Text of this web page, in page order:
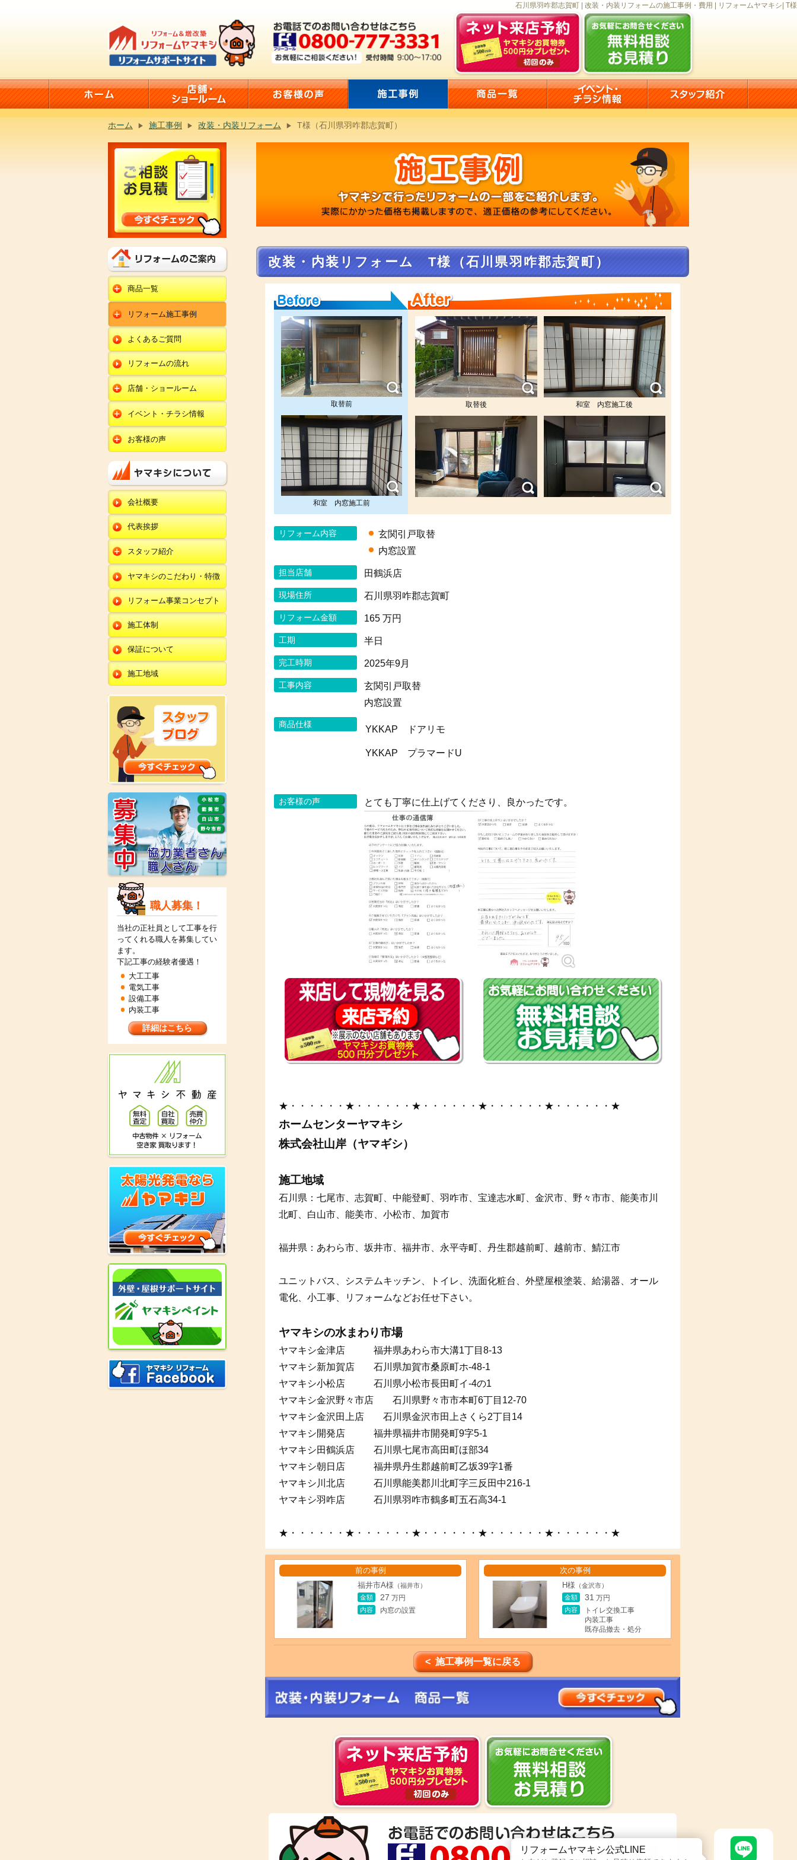
石川県羽咋郡志賀町 | 改装・内装リフォームの施工事例・費用 | リフォームヤマキシ| T様
ホーム 施工事例 改装・内装リフォーム T様（石川県羽咋郡志賀町）
改装・内装リフォーム T様（石川県羽咋郡志賀町）
Before
取替前
和室 内窓施工前
After
取替後 和室 内窓施工後
リフォーム内容
玄関引戸取替
内窓設置
担当店舗 田鶴浜店
現場住所 石川県羽咋郡志賀町
リフォーム金額 165 万円
工期 半日
完工時期 2025年9月
工事内容
玄関引戸取替
内窓設置
商品仕様 YKKAP ドアリモ
YKKAP プラマードU
お客様の声 とても丁寧に仕上げてくださり、良かったです。
★・・・・・・★・・・・・・★・・・・・・★・・・・・・★・・・・・・★
ホームセンターヤマキシ
株式会社山岸（ヤマギシ）
施工地域
石川県：七尾市、志賀町、中能登町、羽咋市、宝達志水町、金沢市、野々市市、能美市川
北町、白山市、能美市、小松市、加賀市
福井県：あわら市、坂井市、福井市、永平寺町、丹生郡越前町、越前市、鯖江市
ユニットバス、システムキッチン、トイレ、洗面化粧台、外壁屋根塗装、給湯器、オール
電化、小工事、リフォームなどお任せ下さい。
ヤマキシの水まわり市場
ヤマキシ金津店 福井県あわら市大溝1丁目8-13
ヤマキシ新加賀店 石川県加賀市桑原町ホ-48-1
ヤマキシ小松店 石川県小松市長田町イ-4の1
ヤマキシ金沢野々市店 石川県野々市市本町6丁目12-70
ヤマキシ金沢田上店 石川県金沢市田上さくら2丁目14
ヤマキシ開発店 福井県福井市開発町9字5-1
ヤマキシ田鶴浜店 石川県七尾市高田町ほ部34
ヤマキシ朝日店 福井県丹生郡越前町乙坂39字1番
ヤマキシ川北店 石川県能美郡川北町字三反田中216-1
ヤマキシ羽咋店 石川県羽咋市鶴多町五石高34-1
★・・・・・・★・・・・・・★・・・・・・★・・・・・・★・・・・・・★
前の事例
福井市A様 （福井市）
金額
27 万円
内容
内窓の設置
次の事例
H様 （金沢市）
金額
31 万円
内容
トイレ交換工事
内装工事
既存品撤去・処分
< 施工事例一覧に戻る
商品一覧
水回りリフォーム
キッチンリフォーム
ユニットバスリフォー
ム
トイレリフォーム
洗面化粧台リフォー
ム
オール電化セット
エコキュート
給湯器
エクステリア
外壁塗装
内装リフォーム
リフォーム施工事例
キッチン
ユニットバス
トイレ
洗面化粧台
エクステリア
外壁塗装・外装工事
改装・内装リフォー
ム
修理・小工事
全面リフォーム
よくあるご質問
リフォームの流れ
店舗・ショールーム
田鶴浜店
金沢野々市店
川北店
小松店
新加賀店
金津店
朝日店
羽咋店
金沢田上店
イベント・チラシ情報
田鶴浜店
金沢野々市店
小松店
新加賀店
金津店
朝日店
羽咋店
金沢田上店
お客様の声
キッチン
ユニットバス
トイレ
洗面化粧台
オール電化・給湯器
エクステリア
外壁塗装・外壁工事
改装・内装リフォー
ム
修理・小工事
全面リフォーム
会社概要
代表挨拶
スタッフ紹介
本部
田鶴浜店
金沢野々市店
川北店
小松店
新加賀店
金津店
朝日店
羽咋店
金沢田上店
ヤマキシのこだわり・特徴
リフォーム事業コンセプト
施工体制
保証について
施工地域
職人募集！
当社の正社員として工事を行
ってくれる職人を募集してい
ます。
下記工事の経験者優遇！
大工工事
電気工事
設備工事
内装工事
詳細はこちら
リフォームヤマキシ公式LINE